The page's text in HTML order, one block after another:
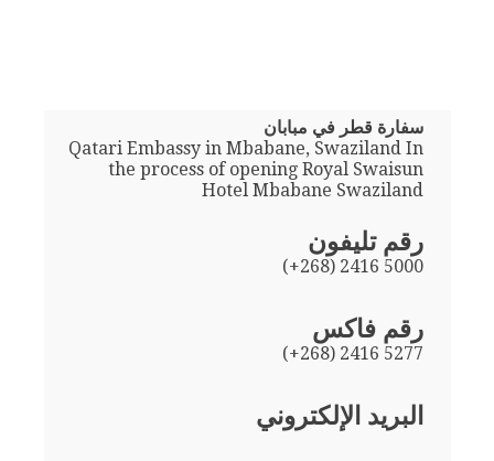
سفارة قطر في مبابان
Qatari Embassy in Mbabane, Swaziland In
the process of opening Royal Swaisun
Hotel Mbabane Swaziland
رقم تليفون
(+268) 2416 5000
رقم فاكس
(+268) 2416 5277
البريد الإلكتروني